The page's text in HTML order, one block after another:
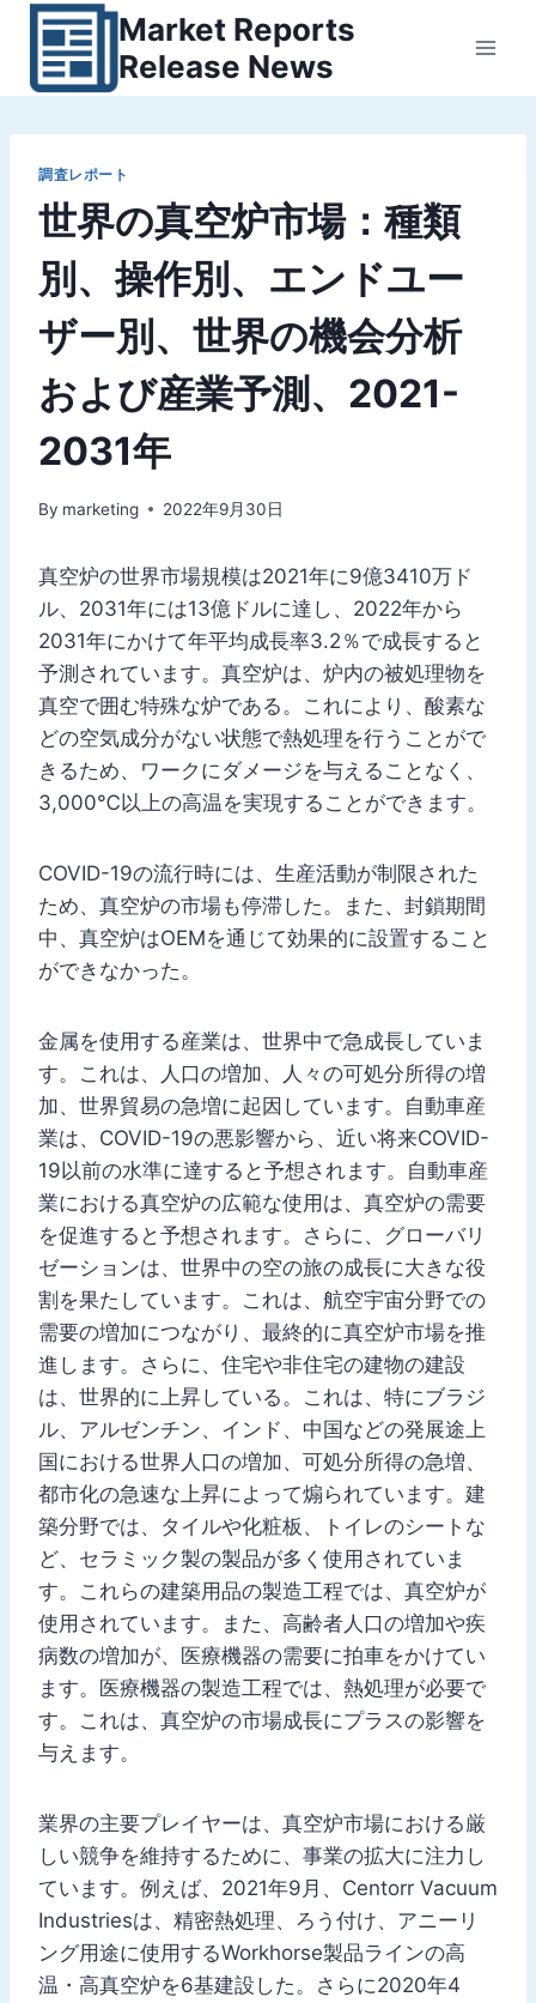
Market Reports
Release News
調査レポート
世界の真空炉市場：種類
別、操作別、エンドユー
ザー別、世界の機会分析
および産業予測、2021-
2031年
By marketing 2022年9月30日
真空炉の世界市場規模は2021年に9億3410万ド
ル、2031年には13億ドルに達し、2022年から
2031年にかけて年平均成長率3.2％で成長すると
予測されています。真空炉は、炉内の被処理物を
真空で囲む特殊な炉である。これにより、酸素な
どの空気成分がない状態で熱処理を行うことがで
きるため、ワークにダメージを与えることなく、
3,000℃以上の高温を実現することができます。
COVID-19の流行時には、生産活動が制限された
ため、真空炉の市場も停滞した。また、封鎖期間
中、真空炉はOEMを通じて効果的に設置すること
ができなかった。
金属を使用する産業は、世界中で急成長していま
す。これは、人口の増加、人々の可処分所得の増
加、世界貿易の急増に起因しています。自動車産
業は、COVID-19の悪影響から、近い将来COVID-
19以前の水準に達すると予想されます。自動車産
業における真空炉の広範な使用は、真空炉の需要
を促進すると予想されます。さらに、グローバリ
ゼーションは、世界中の空の旅の成長に大きな役
割を果たしています。これは、航空宇宙分野での
需要の増加につながり、最終的に真空炉市場を推
進します。さらに、住宅や非住宅の建物の建設
は、世界的に上昇している。これは、特にブラジ
ル、アルゼンチン、インド、中国などの発展途上
国における世界人口の増加、可処分所得の急増、
都市化の急速な上昇によって煽られています。建
築分野では、タイルや化粧板、トイレのシートな
ど、セラミック製の製品が多く使用されていま
す。これらの建築用品の製造工程では、真空炉が
使用されています。また、高齢者人口の増加や疾
病数の増加が、医療機器の需要に拍車をかけてい
ます。医療機器の製造工程では、熱処理が必要で
す。これは、真空炉の市場成長にプラスの影響を
与えます。
業界の主要プレイヤーは、真空炉市場における厳
しい競争を維持するために、事業の拡大に注力し
ています。例えば、2021年9月、Centorr Vacuum
Industriesは、精密熱処理、ろう付け、アニーリ
ング用途に使用するWorkhorse製品ラインの高
温・高真空炉を6基建設した。さらに2020年4